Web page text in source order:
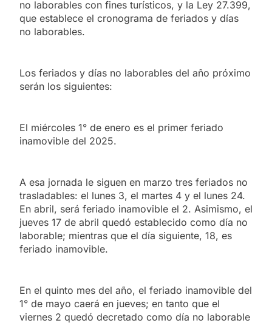
no laborables con fines turísticos, y la Ley 27.399,
que establece el cronograma de feriados y días
no laborables.
Los feriados y días no laborables del año próximo
serán los siguientes:
El miércoles 1° de enero es el primer feriado
inamovible del 2025.
A esa jornada le siguen en marzo tres feriados no
trasladables: el lunes 3, el martes 4 y el lunes 24.
En abril, será feriado inamovible el 2. Asimismo, el
jueves 17 de abril quedó establecido como día no
laborable; mientras que el día siguiente, 18, es
feriado inamovible.
En el quinto mes del año, el feriado inamovible del
1° de mayo caerá en jueves; en tanto que el
viernes 2 quedó decretado como día no laborable